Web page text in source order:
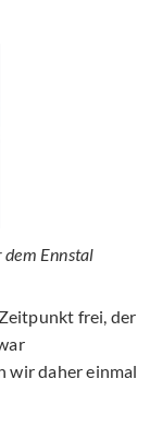
dem Ennstal
frei, der
wir daher einmal